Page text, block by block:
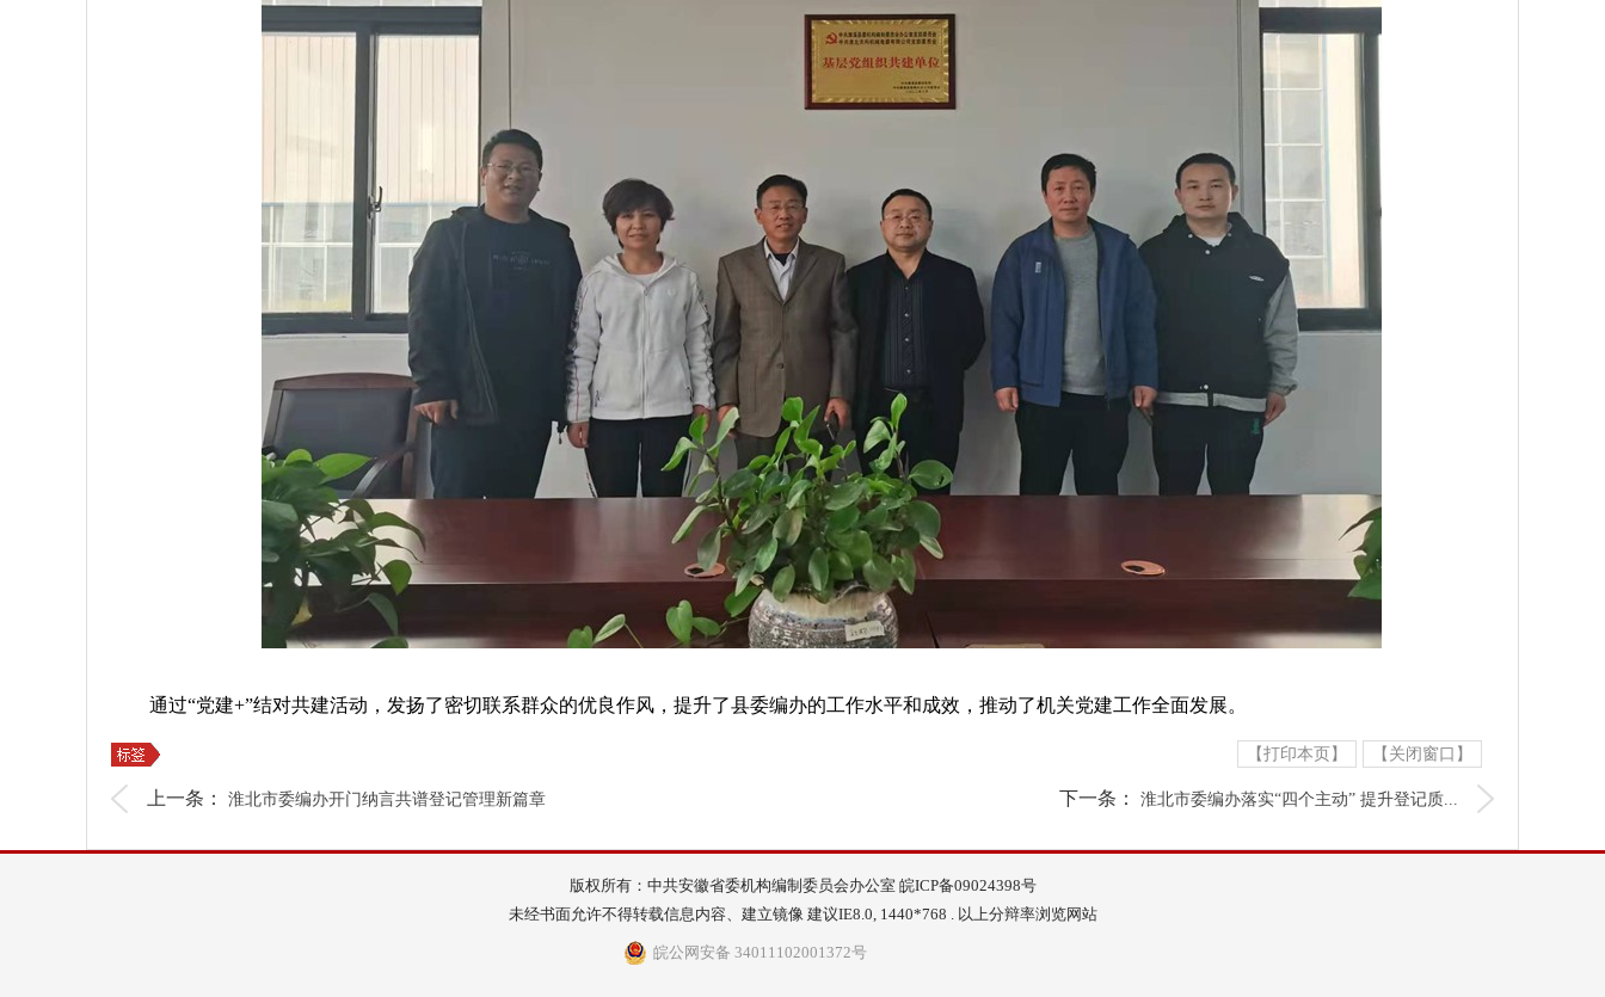
通过“党建+”结对共建活动，发扬了密切联系群众的优良作风，提升了县委编办的工作水平和成效，推动了机关党建工作全面发展。
【打印本页】 【关闭窗口】
上一条： 淮北市委编办开门纳言共谱登记管理新篇章 下一条： 淮北市委编办落实“四个主动” 提升登记质...
版权所有：中共安徽省委机构编制委员会办公室 皖ICP备09024398号
未经书面允许不得转载信息内容、建立镜像 建议IE8.0, 1440*768 . 以上分辩率浏览网站
皖公网安备 34011102001372号